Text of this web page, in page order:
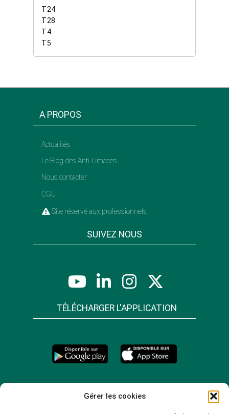
Gérer les cookies
T24
T28
T4
T5
A PROPOS
Actualités
Le Blog des Anti-Limaces
Nous contacter
CGU
Site réservé aux professionnels
SUIVEZ NOUS
TÉLÉCHARGER L'APPLICATION